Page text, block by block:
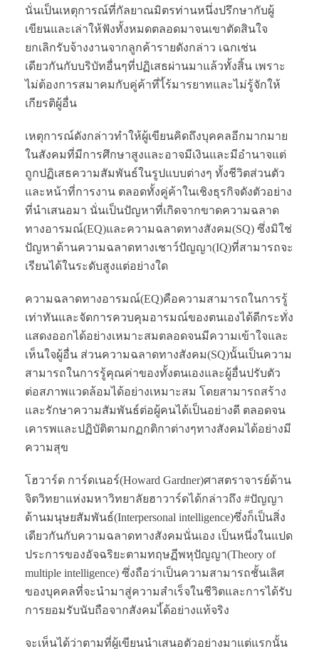
นั่นเป็นเหตุการณ์ที่กัลยาณมิตรท่านหนึ่งปรึกษากับผู้
เขียนและเล่าให้ฟังทั้งหมดตลอดมาจนเขาตัดสินใจ
ยกเลิกรับจ้างงานจากลูกค้ารายดังกล่าว เฉกเช่น
เดียวกันกับบริบัทอื่นๆที่ปฏิเสธผ่านมาแล้วทั้งสิ้น เพราะ
ไม่ต้องการสมาคมกับคู่ค้าที่ไ้ร้มารยาทและไม่รู้จักให้
เกียรติผู้อื่น
เหตุการณ์ดังกล่าวทำให้ผู้เขียนคิดถึงบุคคลอีกมากมาย
ในสังคมที่มีการศึกษาสูงและอาจมีเงินและมีอำนาจแต่
ถูกปฏิเสธความสัมพันธ์ในรูปแบบต่างๆ ทั้งชีวิตส่วนตัว
และหน้าที่การงาน ตลอดทั้งคู่ค้าในเชิงธุรกิจดังตัวอย่าง
ที่นำเสนอมา นั่นเป็นปัญหาที่เกิดจากขาดความฉลาด
ทางอารมณ์(EQ)และความฉลาดทางสังคม(SQ) ซึ่งมิใช่
ปัญหาด้านความฉลาดทางเชาว์ปัญญา(IQ)ที่สามารถจะ
เรียนได้ในระดับสูงแต่อย่างใด
ความฉลาดทางอารมณ์(EQ)คือความสามารถในการรู้
เท่าทันและจัดการควบคุมอารมณ์ของตนเองได้ดีกระทั่ง
แสดงออกได้อย่างเหมาะสมตลอดจนมีความเข้าใจและ
เห็นใจผู้อื่น ส่วนความฉลาดทางสังคม(SQ)นั้นเป็นความ
สามารถในการรู้คุณค่าของทั้งตนเองและผู้อื่นปรับตัว
ต่อสภาพแวดล้อมได้อย่างเหมาะสม โดยสามารถสร้าง
และรักษาความสัมพันธ์ต่อผู้คนได้เป็นอย่างดี ตลอดจน
เคารพและปฏิบัติตามกฏกติกาต่างๆทางสังคมได้อย่างมี
ความสุข
โฮวาร์ด การ์ดเนอร์(Howard Gardner)ศาสตราจารย์ด้าน
จิตวิทยาแห่งมหาวิทยาลัยฮาวาร์ดได้กล่าวถึง #ปัญญา
ด้านมนุษยสัมพันธ์(Interpersonal intelligence)ซึ่งก็เป็นสิ่ง
เดียวกันกับความฉลาดทางสังคมนั่นเอง เป็นหนึ่งในแปด
ประการของอัจฉริยะตามทฤษฏีพหุปัญญา(Theory of
multiple intelligence) ซึ่งถือว่าเป็นความสามารถชั้นเลิศ
ของบุคคลที่จะนำมาสู่ความสำเร็จในชีวิตและการได้รับ
การยอมรับนับถือจากสังคมไ้ด้อย่างแท้จริง
จะเห็นได้ว่าตามที่ผู้เขียนนำเสนอตัวอย่างมาแต่แรกนั้น